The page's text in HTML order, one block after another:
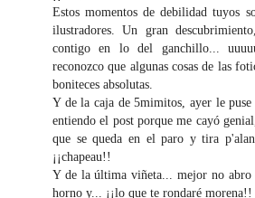
Estos momentos de debilidad tuyos
ilustradores. Un gran
contigo en lo del ganchillo...
reconozco que algunas cosas de las
boniteces absolutas.
Y de la caja de 5mimitos, ayer le puse
entiendo el post porque me cayó
que se queda en el paro y tira
¡¡chapeau!!
Y de la última viñeta... mejor no
horno y... ¡¡lo que te rondaré morena!!